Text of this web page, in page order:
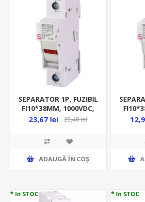
SEPARATOR 1P, FUZIBIL
FI10*38MM, 1000VDC,
MAX 25A, SOCLU JT, CU
23,67 lei 25,40 lei
ADAUGĂ ȊN COŞ
MAX
* In STOC * In STOC